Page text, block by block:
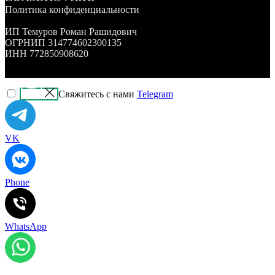
Политика конфиденциальности
ИП Темуров Роман Рашидович
ОГРНИП 314774602300135
ИНН 772850908620
Свяжитесь с нами Telegram
VK
Phone
WhatsApp